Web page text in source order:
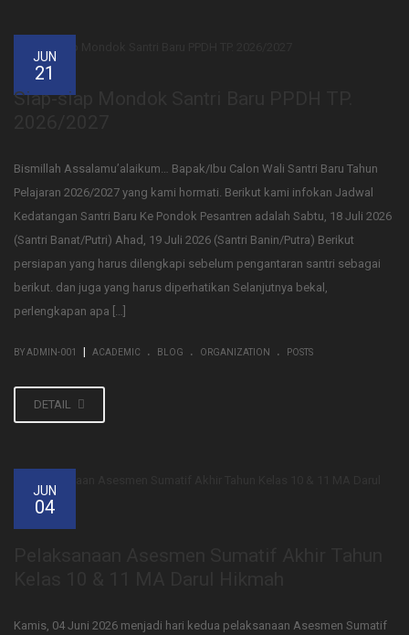
JUN
21
Siap-siap Mondok Santri Baru PPDH TP.
Bismillah Assalamu’alaikum… Bapak/Ibu Calon Wali Santri Baru Tahun
Pelajaran 2026/2027 yang kami hormati. Berikut kami infokan Jadwal
Kedatangan Santri Baru Ke Pondok Pesantren adalah Sabtu, 18 Juli 2026
(Santri Banat/Putri) Ahad, 19 Juli 2026 (Santri Banin/Putra) Berikut
persiapan yang harus dilengkapi sebelum pengantaran santri sebagai
berikut. dan juga yang harus diperhatikan Selanjutnya bekal,
perlengkapan apa […]
BY ADMIN-001 | ACADEMIC . BLOG . ORGANIZATION . POSTS
DETAIL
JUN
04
Kamis, 04 Juni 2026 menjadi hari kedua pelaksanaan Asesmen Sumatif